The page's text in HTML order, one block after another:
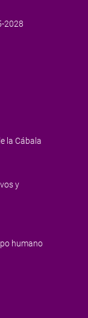
2028
la Cábala
y
humano